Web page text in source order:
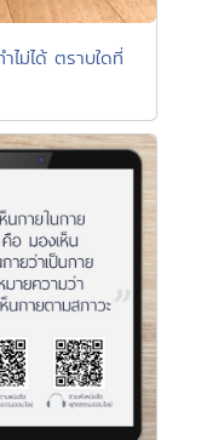
ไม่ได้ ตราบใดที่